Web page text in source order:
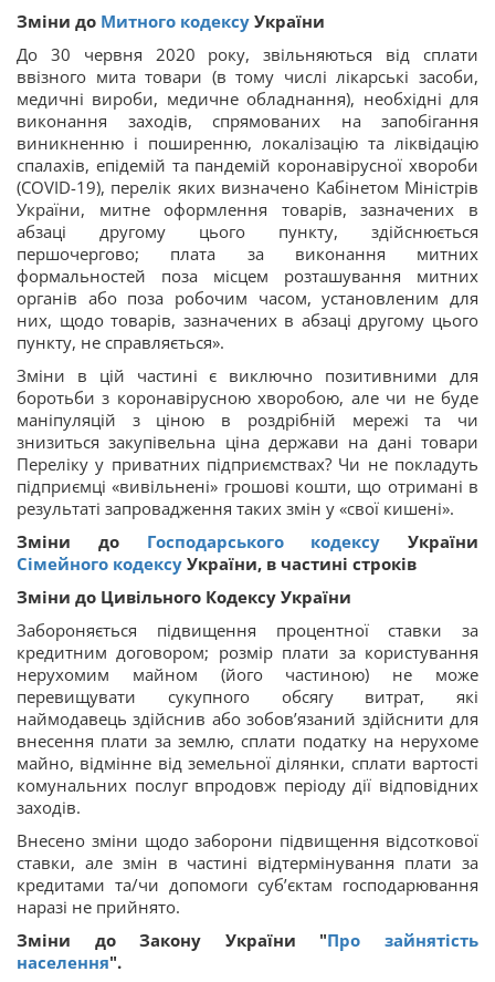
Зміни до Митного кодексу України
До 30 червня 2020 року, звільняються від сплати
ввізного мита товари (в тому числі лікарські засоби,
медичні вироби, медичне обладнання), необхідні для
виконання заходів, спрямованих на запобігання
виникненню і поширенню, локалізацію та ліквідацію
спалахів, епідемій та пандемій коронавірусної хвороби
(COVID-19), перелік яких визначено Кабінетом Міністрів
України, митне оформлення товарів, зазначених в
абзаці другому цього пункту, здійснюється
першочергово; плата за виконання митних
формальностей поза місцем розташування митних
органів або поза робочим часом, установленим для
них, щодо товарів, зазначених в абзаці другому цього
пункту, не справляється».
Зміни в цій частині є виключно позитивними для
боротьби з коронавірусною хворобою, але чи не буде
маніпуляцій з ціною в роздрібній мережі та чи
знизиться закупівельна ціна держави на дані товари
Переліку у приватних підприємствах? Чи не покладуть
підприємці «вивільнені» грошові кошти, що отримані в
результаті запровадження таких змін у «свої кишені».
Зміни до Господарського кодексу України
Сімейного кодексу України, в частині строків
Зміни до Цивільного Кодексу України
Забороняється підвищення процентної ставки за
кредитним договором; розмір плати за користування
нерухомим майном (його частиною) не може
перевищувати сукупного обсягу витрат, які
наймодавець здійснив або зобов’язаний здійснити для
внесення плати за землю, сплати податку на нерухоме
майно, відмінне від земельної ділянки, сплати вартості
комунальних послуг впродовж періоду дії відповідних
заходів.
Внесено зміни щодо заборони підвищення відсоткової
ставки, але змін в частині відтермінування плати за
кредитами та/чи допомоги суб’єктам господарювання
наразі не прийнято.
Зміни до Закону України "Про зайнятість
населення".